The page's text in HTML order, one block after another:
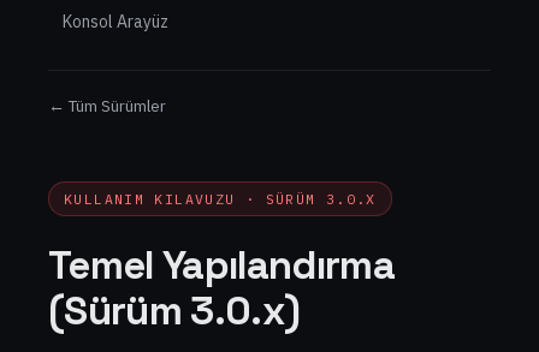
Konsol Arayüz
← Tüm Sürümler
KULLANIM KILAVUZU · SÜRÜM 3.0.X
Temel Yapılandırma
(Sürüm 3.0.x)